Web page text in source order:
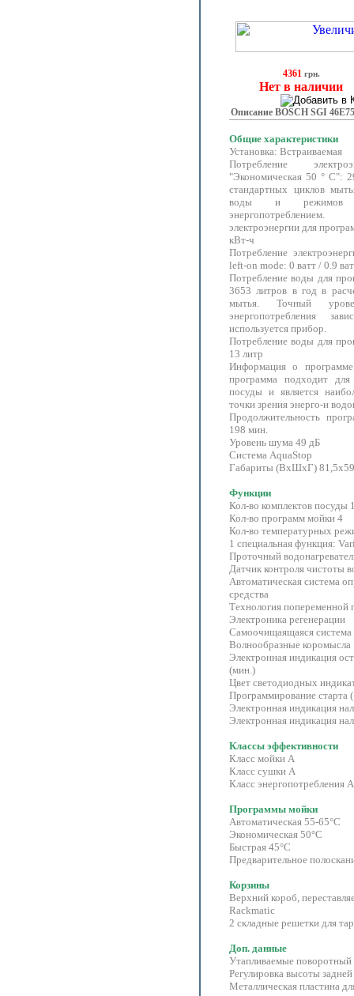
4361грн.
Нет в наличии
Описание BOSCH SGI
Общие характеристики
Установка: Встраиваемая
Потребление
"Экономическая 50 ° C":
стандартных циклов
воды и режимов
электроэнергии для
кВт-ч
Потребление
left-on mode: 0 ватт / 0.9
Потребление воды для
3653 литров в год в
мытья. Точный
энергопотребления
используется прибор.
Потребление воды для
13 литр
Информация о
программа подходит
посуды и является
точки зрения энерго-и
Продолжительность
198 мин.
Уровень шума 49 дБ
Система AquaStop
Габариты (ВхШхГ)
Функции
Кол-во комплектов посуды
Кол-во программ мойки 4
Кол-во температурных
1 специальная функция:
Проточный
Датчик контроля чистоты
Автоматическая система
средства
Технология попеременной
Электроника регенерации
Самоочищаящаяся система
Волнообразные коромысла
Электронная индикация
(мин.)
Цвет светодиодных
Программирование старта
Электронная индикация
Электронная индикация
Классы эффективности
Класс мойки А
Класс сушки A
Класс энергопотребления
Программы мойки
Автоматическая 55-65°C
Экономическая 50°C
Быстрая 45°C
Предварительное
Корзины
Верхний короб,
Rackmatic
2 складные решетки для
Доп. данные
Утапливаемые поворотный
Регулировка высоты
Металлическая пластина